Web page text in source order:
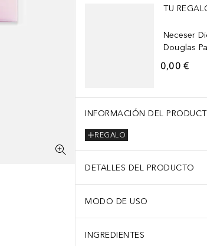
TU
Neceser
Douglas
0,00 €
INFORMACIÓN DEL
REGALO
DETALLES DEL PRODUCTO
MODO DE USO
INGREDIENTES